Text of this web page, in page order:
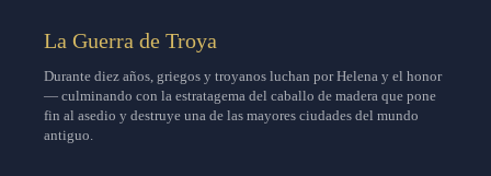
La Guerra de Troya
Durante diez años, griegos y troyanos luchan por Helena y el honor
— culminando con la estratagema del caballo de madera que pone
fin al asedio y destruye una de las mayores ciudades del mundo
antiguo.